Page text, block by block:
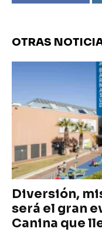
OTRAS
Diversión,
será el gran
Canina que